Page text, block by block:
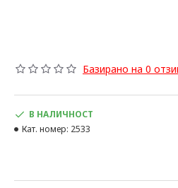
Базирано на 0
В НАЛИЧНОСТ
Кат. номер: 2533